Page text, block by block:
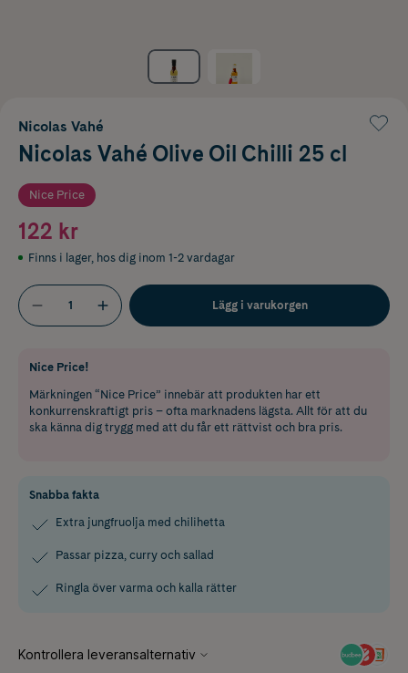
Nicolas Vahé
Nicolas Vahé Olive Oil Chilli 25 cl
Nice Price
122 kr
Finns i lager, hos dig inom 1-2 vardagar
Lägg i varukorgen
Nice Price!
Märkningen “Nice Price” innebär att produkten har ett
konkurrenskraftigt pris – ofta marknadens lägsta. Allt för att du
ska känna dig trygg med att du får ett rättvist och bra pris.
Snabba fakta
Extra jungfruolja med chilihetta
Passar pizza, curry och sallad
Ringla över varma och kalla rätter